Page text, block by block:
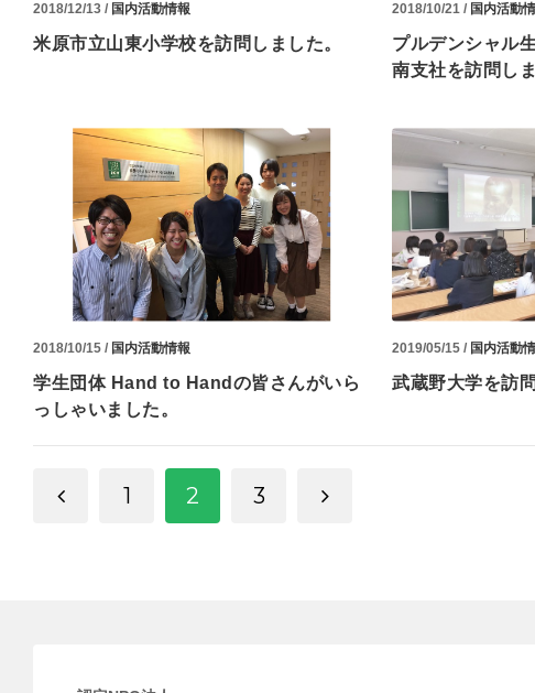
2018/12/13 / 国内活動情報
米原市立山東小学校を訪問しました。
2018/10/21 / 国内活動
プルデンシャル
南支社を訪問しま
2018/10/15 / 国内活動情報
学生団体 Hand to Handの皆さんがいら
っしゃいました。
2019/05/15 / 国内活動
武蔵野大学を訪
1 2 3